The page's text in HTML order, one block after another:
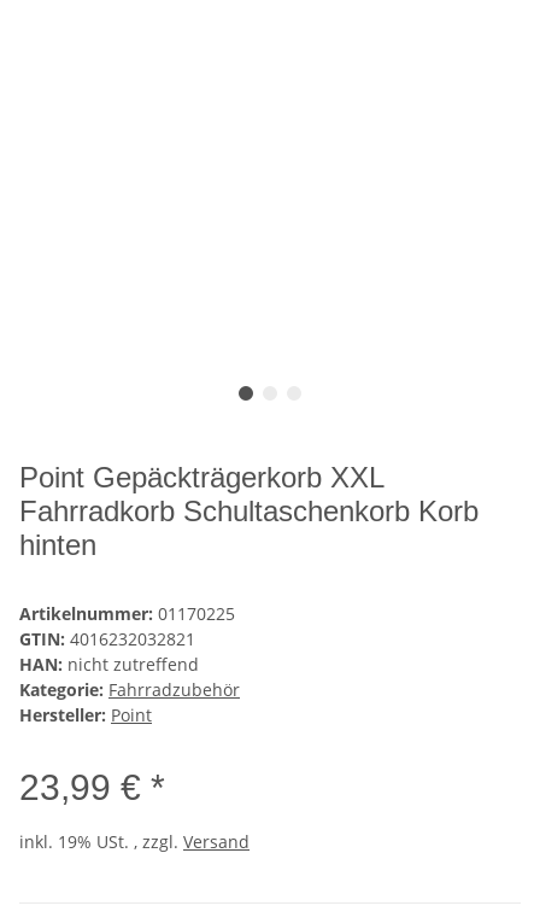
Point Gepäckträgerkorb XXL
Fahrradkorb Schultaschenkorb Korb
hinten
Artikelnummer: 01170225
GTIN: 4016232032821
HAN: nicht zutreffend
Kategorie: Fahrradzubehör
Hersteller: Point
23,99 € *
inkl. 19% USt. , zzgl. Versand